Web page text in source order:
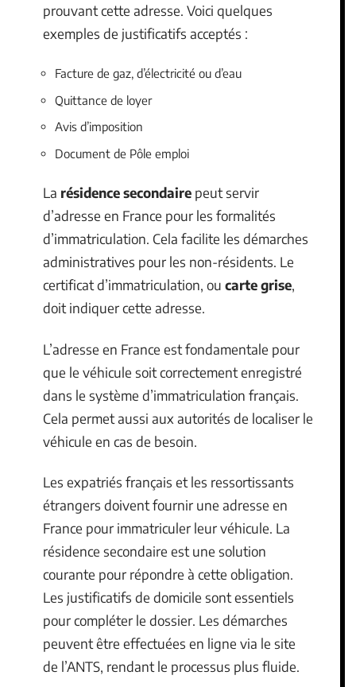
prouvant cette adresse. Voici quelques
exemples de justificatifs acceptés :
Facture de gaz, d’électricité ou d’eau
Quittance de loyer
Avis d’imposition
Document de Pôle emploi
La résidence secondaire peut servir
d’adresse en France pour les formalités
d’immatriculation. Cela facilite les démarches
administratives pour les non-résidents. Le
certificat d’immatriculation, ou carte grise,
doit indiquer cette adresse.
L’adresse en France est fondamentale pour
que le véhicule soit correctement enregistré
dans le système d’immatriculation français.
Cela permet aussi aux autorités de localiser le
véhicule en cas de besoin.
Les expatriés français et les ressortissants
étrangers doivent fournir une adresse en
France pour immatriculer leur véhicule. La
résidence secondaire est une solution
courante pour répondre à cette obligation.
Les justificatifs de domicile sont essentiels
pour compléter le dossier. Les démarches
peuvent être effectuées en ligne via le site
de l’ANTS, rendant le processus plus fluide.